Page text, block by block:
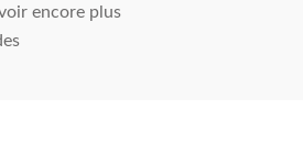
encore plus